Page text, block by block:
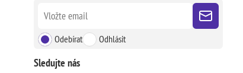
Odebírat Odhlásit
Sledujte nás